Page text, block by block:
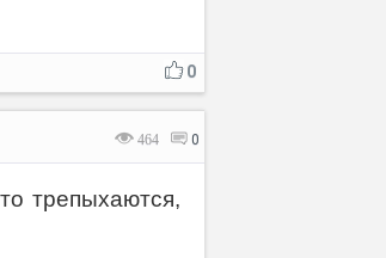
0
464 0
трепыхаются,